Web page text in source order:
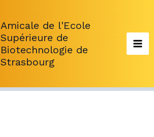
Amicale de l'Ecole
Supérieure de
Biotechnologie de
Strasbourg